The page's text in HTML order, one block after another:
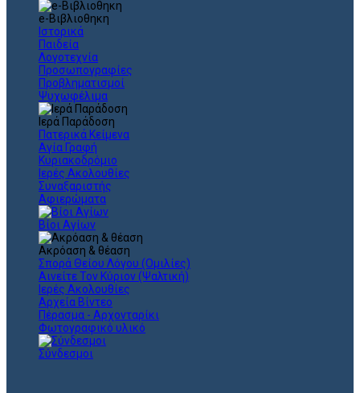
e-Βιβλιοθηκη
Ιστορικά
Παιδεία
Λογοτεχνία
Προσωπογραφίες
Προβληματισμοί
Ψυχωφέλιμα
Ιερά Παράδοση
Πατερικά Κείμενα
Αγία Γραφή
Κυριακοδρόμιο
Ιερές Ακολουθίες
Συναξαριστής
Αφιερώματα
Βίοι Αγίων
Ακρόαση & θέαση
Σπορά Θείου Λόγου (Ομιλίες)
Αινείτε Τον Κύριον (Ψαλτική)
Ιερές Ακολουθίες
Αρχεία Βίντεο
Πέρασμα - Αρχονταρίκι
Φωτογραφικό υλικό
Σύνδεσμοι